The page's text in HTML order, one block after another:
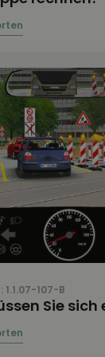
1.1.07-107-B
Sie sich